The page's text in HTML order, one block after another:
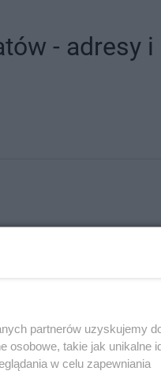
- adresy
partnerów uzyskujemy
osobowe, takie jak unikalne
w celu zapewniania